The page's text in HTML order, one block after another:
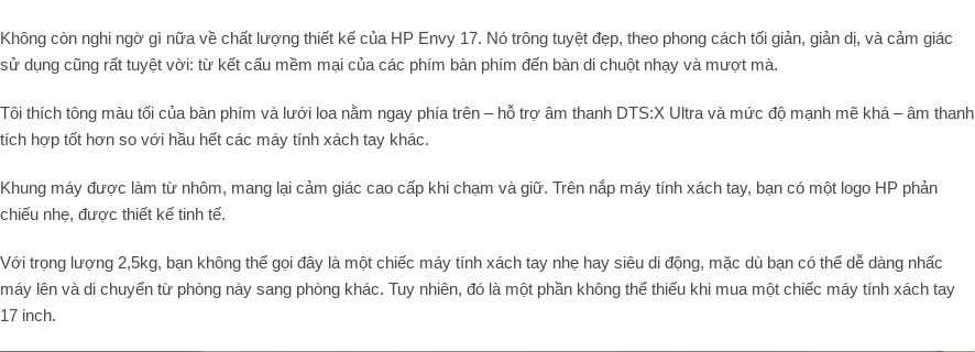
Không còn nghi ngờ gì nữa về chất lượng thiết kế của HP Envy 17. Nó trông tuyệt đẹp, theo phong cách tối giản, giản dị, và cảm giác
sử dụng cũng rất tuyệt vời: từ kết cấu mềm mại của các phím bàn phím đến bàn di chuột nhạy và mượt mà.
Tôi thích tông màu tối của bàn phím và lưới loa nằm ngay phía trên – hỗ trợ âm thanh DTS:X Ultra và mức độ mạnh mẽ khá – âm thanh
tích hợp tốt hơn so với hầu hết các máy tính xách tay khác.
Khung máy được làm từ nhôm, mang lại cảm giác cao cấp khi chạm và giữ. Trên nắp máy tính xách tay, bạn có một logo HP phản
chiếu nhẹ, được thiết kế tinh tế.
Với trọng lượng 2,5kg, bạn không thể gọi đây là một chiếc máy tính xách tay nhẹ hay siêu di động, mặc dù bạn có thể dễ dàng nhấc
máy lên và di chuyển từ phòng này sang phòng khác. Tuy nhiên, đó là một phần không thể thiếu khi mua một chiếc máy tính xách tay
17 inch.